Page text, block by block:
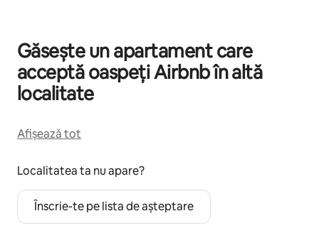
Găsește un apartament care
acceptă oaspeți Airbnb în altă
localitate
Afișează tot
Localitatea ta nu apare?
Înscrie-te pe lista de așteptare